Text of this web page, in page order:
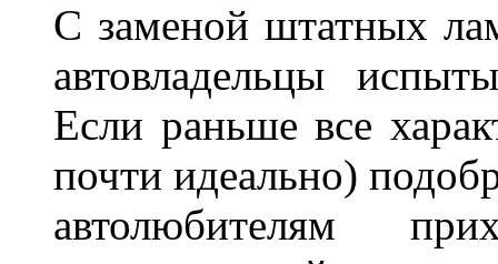
С заменой штатных
автовладельцы
Если раньше все
почти идеально)
автолюбителям